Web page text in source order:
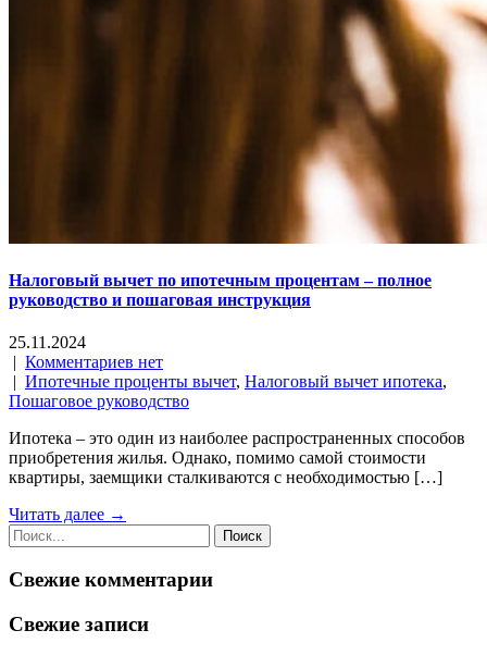
Налоговый вычет по ипотечным процентам – полное
руководство и пошаговая инструкция
25.11.2024
| Комментариев нет
| Ипотечные проценты вычет, Налоговый вычет ипотека,
Пошаговое руководство
Ипотека – это один из наиболее распространенных способов
приобретения жилья. Однако, помимо самой стоимости
квартиры, заемщики сталкиваются с необходимостью […]
Читать далее →
Свежие комментарии
Свежие записи